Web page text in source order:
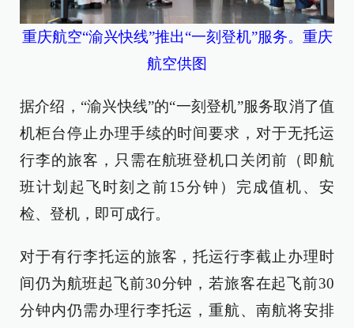
重庆航空“渝兴快线”推出“一刻登机”服务。重庆
航空供图
据介绍，“渝兴快线”的“一刻登机”服务取消了值
机柜台停止办理手续的时间要求，对于无托运
行李的旅客，只需在航班登机口关闭前（即航
班计划起飞时刻之前15分钟）完成值机、安
检、登机，即可成行。
对于有行李托运的旅客，托运行李截止办理时
间仍为航班起飞前30分钟，若旅客在起飞前30
分钟内仍需办理行李托运，重航、南航将安排